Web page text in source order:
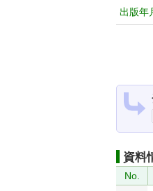
出版年
資料
No.